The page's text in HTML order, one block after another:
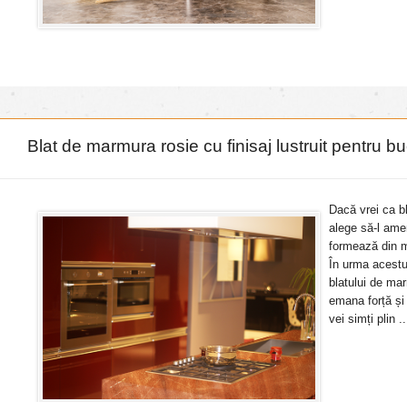
Blat de marmura rosie cu finisaj lustruit pentru
Dacă vrei ca
alege să-l
formează din
În urma
blatului de
emana forță
vei simți plin